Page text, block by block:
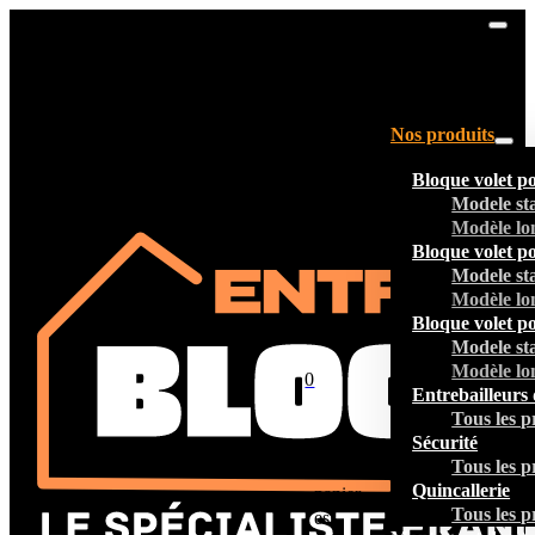
Nos produits
Bloque volet
Modele
Modèle
Bloque volet
Modele
Modèle
Bloque volet
Modele
Modèle
Entrebailleurs
Tous les
Sécurité
Tous les
Quincallerie
Tous les
0
panier
est